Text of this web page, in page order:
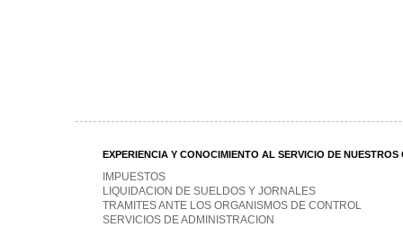
EXPERIENCIA Y CONOCIMIENTO AL SERVICIO DE NUESTROS
IMPUESTOS
LIQUIDACION DE SUELDOS Y JORNALES
TRAMITES ANTE LOS ORGANISMOS DE CONTROL
SERVICIOS DE ADMINISTRACION